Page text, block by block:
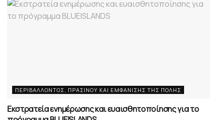
ΠΕΡΙΒΆΛΛΟΝΤΟΣ, ΠΡΑΣΊΝΟΥ ΚΑΙ EΜΦΆΝΙΣΗΣ ΤΗΣ ΠΌΛΗΣ
Εκστρατεία ενημέρωσης και ευαισθητοποίησης για το